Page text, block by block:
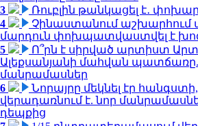
3
Ռուբլին թանկացել է․
4
Չինաստանում աշխարհում
մարդուն փոխպատվաստվել է
5
Ո՞րն է սիրված արտիստ
Ալեքսանյանի մահվան պատճառը.
մանրամասներ
6
Նորայրը մեկնել էր
վերադառնում է. նոր
դեպքից